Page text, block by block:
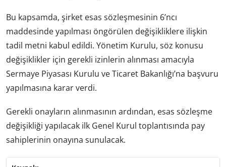
Bu kapsamda, şirket esas sözleşmesinin 6’ncı
maddesinde yapılması öngörülen değişikliklere ilişkin
tadil metni kabul edildi. Yönetim Kurulu, söz konusu
değişiklikler için gerekli izinlerin alınması amacıyla
Sermaye Piyasası Kurulu ve Ticaret Bakanlığı’na başvuru
yapılmasına karar verdi.
Gerekli onayların alınmasının ardından, esas sözleşme
değişikliği yapılacak ilk Genel Kurul toplantısında pay
sahiplerinin onayına sunulacak.